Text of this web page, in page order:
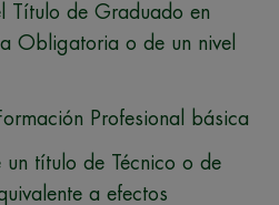
Título de Graduado en
Obligatoria o de un nivel
Profesional básica
un título de Técnico o de
a efectos